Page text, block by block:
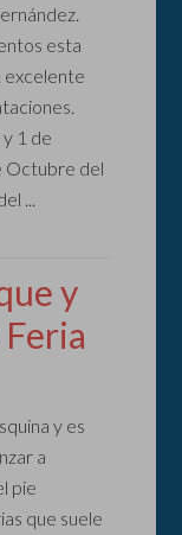
esta
excelente
1 de
Octubre del
...
y
y es
a
pie
que suele